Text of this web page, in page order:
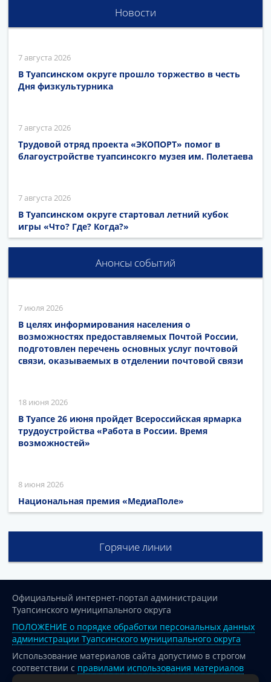
Новости
7 августа 2026
В Туапсинском округе прошло торжество в честь
Дня физкультурника
7 августа 2026
Трудовой отряд проекта «ЭКОПОРТ» помог в
благоустройстве туапсинсокго музея им. Полетаева
7 августа 2026
В Туапсинском округе стартовал летний кубок
игры «Что? Где? Когда?»
Анонсы событий
7 июля 2026
В целях информирования населения о
возможностях предоставляемых Почтой России,
подготовлен перечень основных услуг почтовой
связи, оказываемых в отделении почтовой связи
18 июня 2026
В Туапсе 26 июня пройдет Всероссийская ярмарка
трудоустройства «Работа в России. Время
возможностей»
8 июня 2026
Национальная премия «МедиаПоле»
Горячие линии
Официальный интернет-портал администрации
Туапсинского муниципального округа
ПОЛОЖЕНИЕ о порядке обработки персональных данных
администрации Туапсинского муниципального округа
Использование материалов сайта допустимо в строгом
соответствии с правилами использования материалов